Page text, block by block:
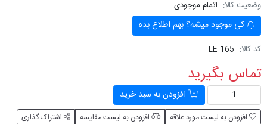
وضعیت کالا: اتمام موجودی
کی موجود میشه؟ بهم اطلاع بده
کد کالا: LE-165
تماس بگیرید
افزودن به سبد خرید
افزودن به لیست مورد علاقه افزودن به لیست مقایسه اشتراک گذاری